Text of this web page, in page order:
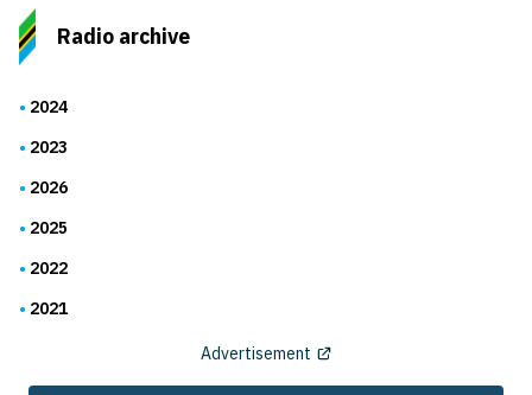
Radio archive
2024
2023
2026
2025
2022
2021
Advertisement